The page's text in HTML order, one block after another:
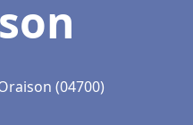
(04700)